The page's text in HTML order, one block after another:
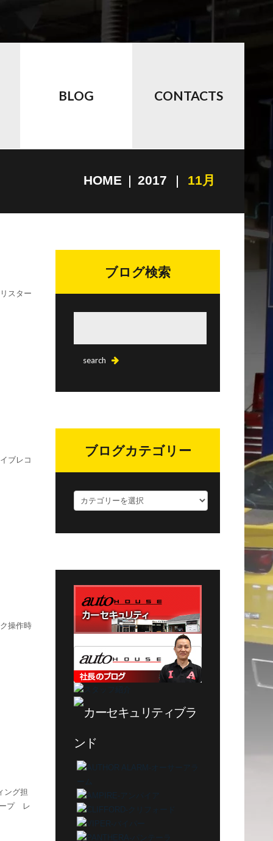
BLOG CONTACTS
HOME 2017 11月
スター
ブレコ
操作時
ング担
ープ レ
ブログ検索
ブログカテゴリー
ロ
ー